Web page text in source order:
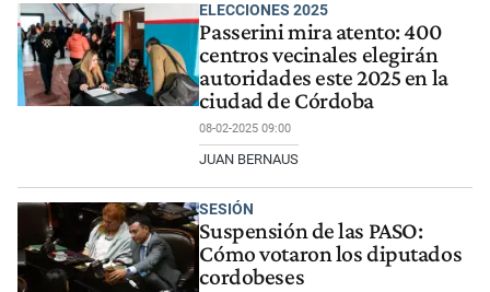
ELECCIONES 2025
Passerini mira atento: 400
centros vecinales elegirán
autoridades este 2025 en la
ciudad de Córdoba
08-02-2025 09:00
JUAN BERNAUS
SESIÓN
Suspensión de las PASO:
Cómo votaron los diputados
cordobeses